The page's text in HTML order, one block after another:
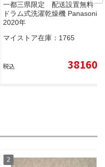
一都三県限定 配送設置無料
ドラム式洗濯乾燥機 Panasonic
2020年
マイストア在庫： 1765
税込 38160